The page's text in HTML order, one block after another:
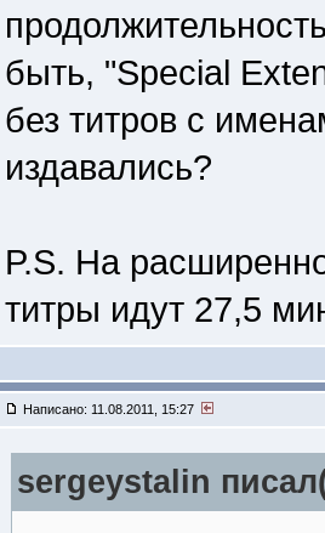
быть, "Special
без титров с
издавались?
P.S. На
титры идут 27,5
Написано: 11.08.2011, 15:27
sergeystalin